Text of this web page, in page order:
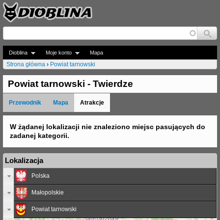
Jump to navigation
Dioblina Moje konto Mapa
J
e
s
e
ś
t
a
Strona główna › Powiat tarnowski
Powiat tarnowski - Twierdze
Przewodnik Mapa Atrakcje
W żądanej lokalizacji nie znaleziono miejsc pasujących do
zadanej kategorii.
Lokalizacja
Polska
Małopolskie
Powiat tarnowski